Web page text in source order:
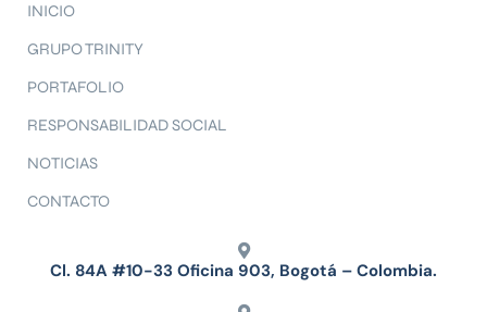
INICIO
GRUPO TRINITY
PORTAFOLIO
RESPONSABILIDAD SOCIAL
NOTICIAS
CONTACTO
Cl. 84A #10-33 Oficina 903, Bogotá – Colombia.